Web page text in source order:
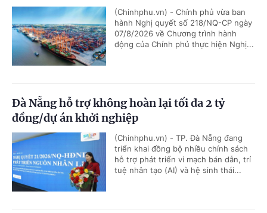
(Chinhphu.vn) - Chính phủ vừa ban
hành Nghị quyết số 218/NQ-CP ngày
07/8/2026 về Chương trình hành
động của Chính phủ thực hiện Nghị...
Đà Nẵng hỗ trợ không hoàn lại tối đa 2 tỷ
đồng/dự án khởi nghiệp
(Chinhphu.vn) - TP. Đà Nẵng đang
triển khai đồng bộ nhiều chính sách
hỗ trợ phát triển vi mạch bán dẫn, trí
tuệ nhân tạo (AI) và hệ sinh thái...